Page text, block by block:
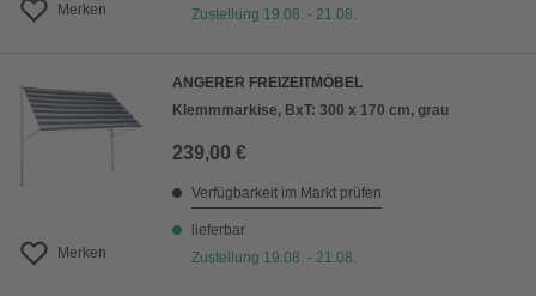
Merken
Zustellung 19.08. - 21.08.
Merken
ANGERER FREIZEITMÖBEL
Klemmmarkise, BxT: 300 x 170 cm, grau
239,00 €
Verfügbarkeit im Markt prüfen
lieferbar
Zustellung 19.08. - 21.08.